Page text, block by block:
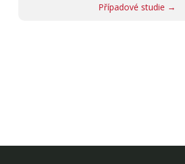
Případové studie →